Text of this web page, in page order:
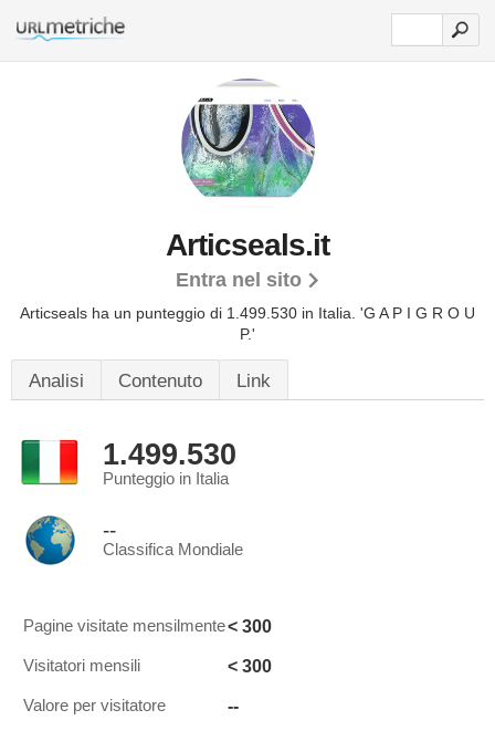
Articseals.it
Entra nel sito
Articseals ha un punteggio di 1.499.530 in Italia. 'G A P I G R O U
P.'
Analisi Contenuto Link
1.499.530
Punteggio in Italia
--
Classifica Mondiale
Pagine visitate mensilmente< 300
Visitatori mensili < 300
Valore per visitatore --